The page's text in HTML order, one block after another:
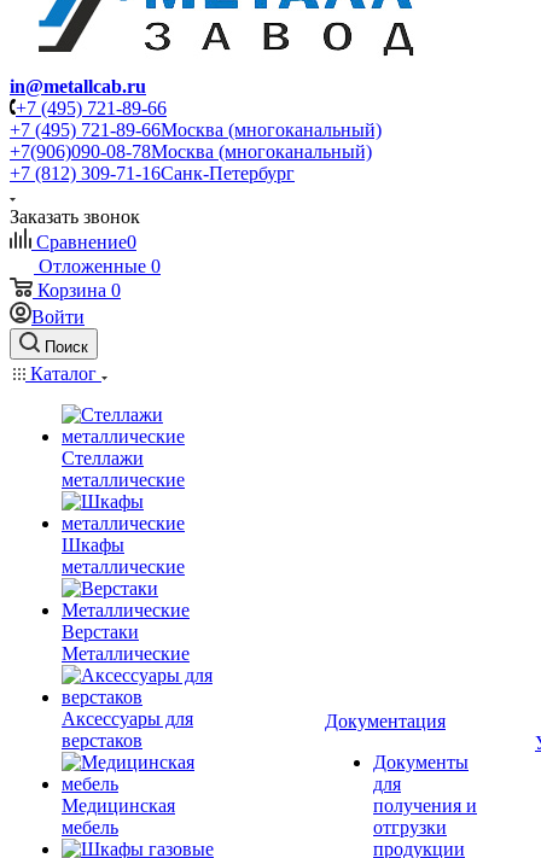
in@metallcab.ru
+7 (495) 721-89-66
+7 (495) 721-89-66Москва (многоканальный)
+7(906)090-08-78Москва (многоканальный)
+7 (812) 309-71-16Санк-Петербург
Заказать звонок
Сравнение0
Отложенные 0
Корзина 0
Войти
Поиск
Каталог
Стеллажи
металлические
Шкафы
металлические
Верстаки
Металлические
Аксессуары для
верстаков
Медицинская
мебель
Документация
Документы
для
получения и
отгрузки
продукции